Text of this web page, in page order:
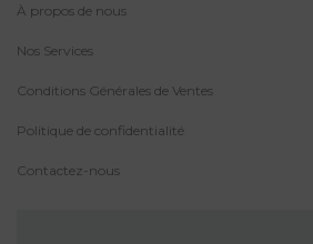
À propos de nous
Nos Services
Conditions Générales de Ventes
Politique de confidentialité
Contactez-nous